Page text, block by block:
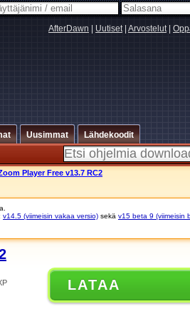
AfterDawn Uutiset| Arvostelut|
Uusimmat Lähdekoodit
Player Free v13.7 RC2
v14.5 (viimeisin vakaa versio) sekä v15 beta 9 (viimeisin
LATAA